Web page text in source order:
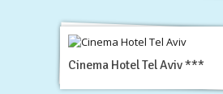
Cinema Hotel Tel Aviv ***